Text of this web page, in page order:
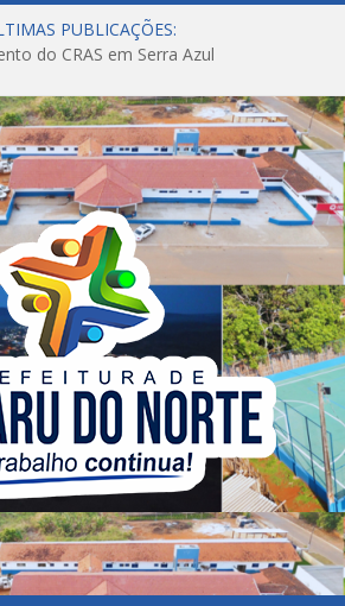
PUBLICAÇÕES:
do CRAS em Serra Azul